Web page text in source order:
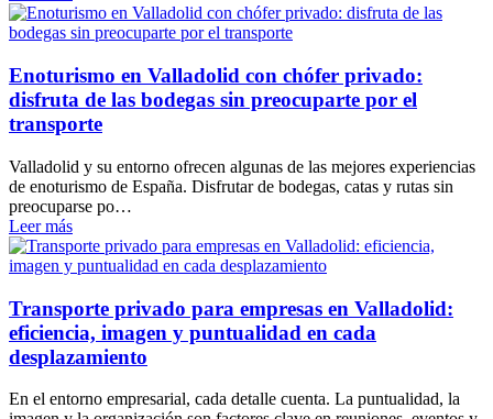
Enoturismo en Valladolid con chófer privado:
disfruta de las bodegas sin preocuparte por el
transporte
Valladolid y su entorno ofrecen algunas de las mejores experiencias
de enoturismo de España. Disfrutar de bodegas, catas y rutas sin
preocuparse po…
Leer más
Transporte privado para empresas en Valladolid:
eficiencia, imagen y puntualidad en cada
desplazamiento
En el entorno empresarial, cada detalle cuenta. La puntualidad, la